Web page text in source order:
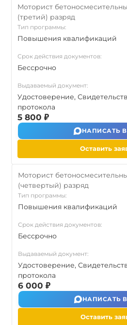
Моторист
(третий) разряд
Тип программы:
Повышения квалификаций
Срок действия документов:
Бессрочно
Выдаваемый документ:
Удостоверение,
протокола
5 800 ₽
НАПИСАТЬ В
Оставить
Моторист
(четвертый) разряд
Тип программы:
Повышения квалификаций
Срок действия документов:
Бессрочно
Выдаваемый документ:
Удостоверение,
протокола
6 000 ₽
НАПИСАТЬ В
Оставить